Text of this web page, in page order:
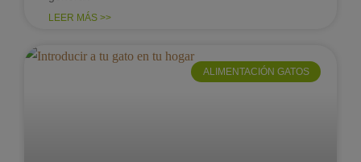
LEER MÁS >>
ALIMENTACIÓN GATOS